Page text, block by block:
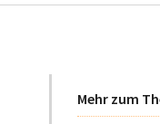
Mehr zum